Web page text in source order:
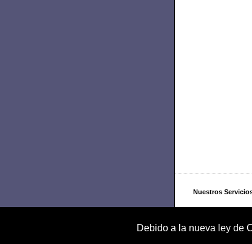
Debido a la nueva ley de
Nuestros
Formas de